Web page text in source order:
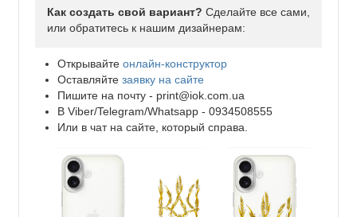
Как создать свой вариант? Сделайте все сами,
или обратитесь к нашим дизайнерам:
Открывайте онлайн-конструктор
Оставляйте заявку на сайте
Пишите на почту - print@iok.com.ua
В Viber/Telegram/Whatsapp - 0934508555
Или в чат на сайте, который справа.